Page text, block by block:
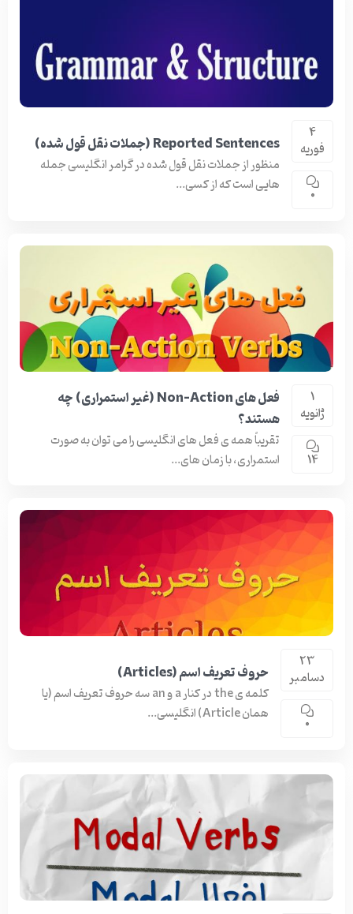
4
فوریه
0
Reported Sentences (جملات نقل قول شده)
منظور از جملات نقل قول شده در گرامر انگلیسی جمله
هایی است که از کسی...
1
ژانویه
14
فعل های Non-Action (غیر استمراری) چه
هستند؟
تقریباً همه ی فعل های انگلیسی را می توان به صورت
استمراری، با زمان های...
23
دسامبر
0
حروف تعریف اسم (Articles)
کلمه ی the در کنار a و an سه حروف تعریف اسم (یا
همان Article) انگلیسی...